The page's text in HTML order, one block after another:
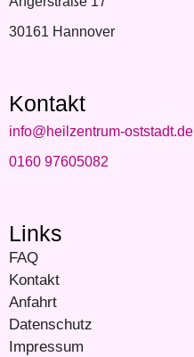
30161 Hannover
Kontakt
info@heilzentrum-oststadt.de
0160 97605082
Links
FAQ
Kontakt
Anfahrt
Datenschutz
Impressum